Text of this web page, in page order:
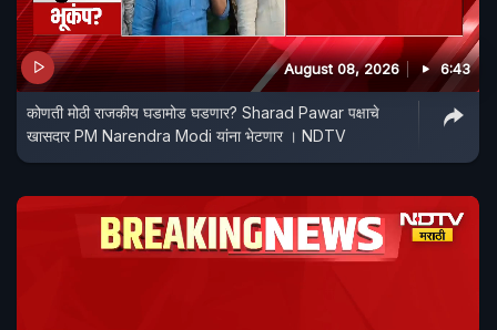
August 08, 2026 6:43
कोणती मोठी राजकीय घडामोड घडणार? Sharad Pawar पक्षाचे
खासदार PM Narendra Modi यांना भेटणार । NDTV